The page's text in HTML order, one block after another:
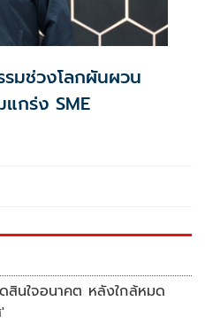
มช่วงโลกผันผวน
กร่ง SME
สินใจอนาคต หลังใกล้หมด